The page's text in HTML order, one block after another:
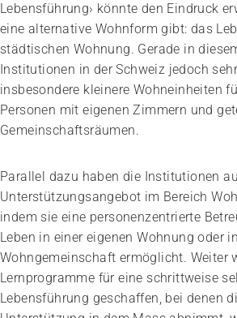
Lebensführung› könnte den Eindruck
eine alternative Wohnform gibt: das
städtischen Wohnung. Gerade in
Institutionen in der Schweiz jedoch
insbesondere kleinere Wohneinheiten
Personen mit eigenen Zimmern und
Gemeinschaftsräumen.
Parallel dazu haben die Institutionen
Unterstützungsangebot im Bereich
indem sie eine personenzentrierte
Leben in einer eigenen Wohnung oder
Wohngemeinschaft ermöglicht. Weiter
Lernprogramme für eine schrittweise
Lebensführung geschaffen, bei denen